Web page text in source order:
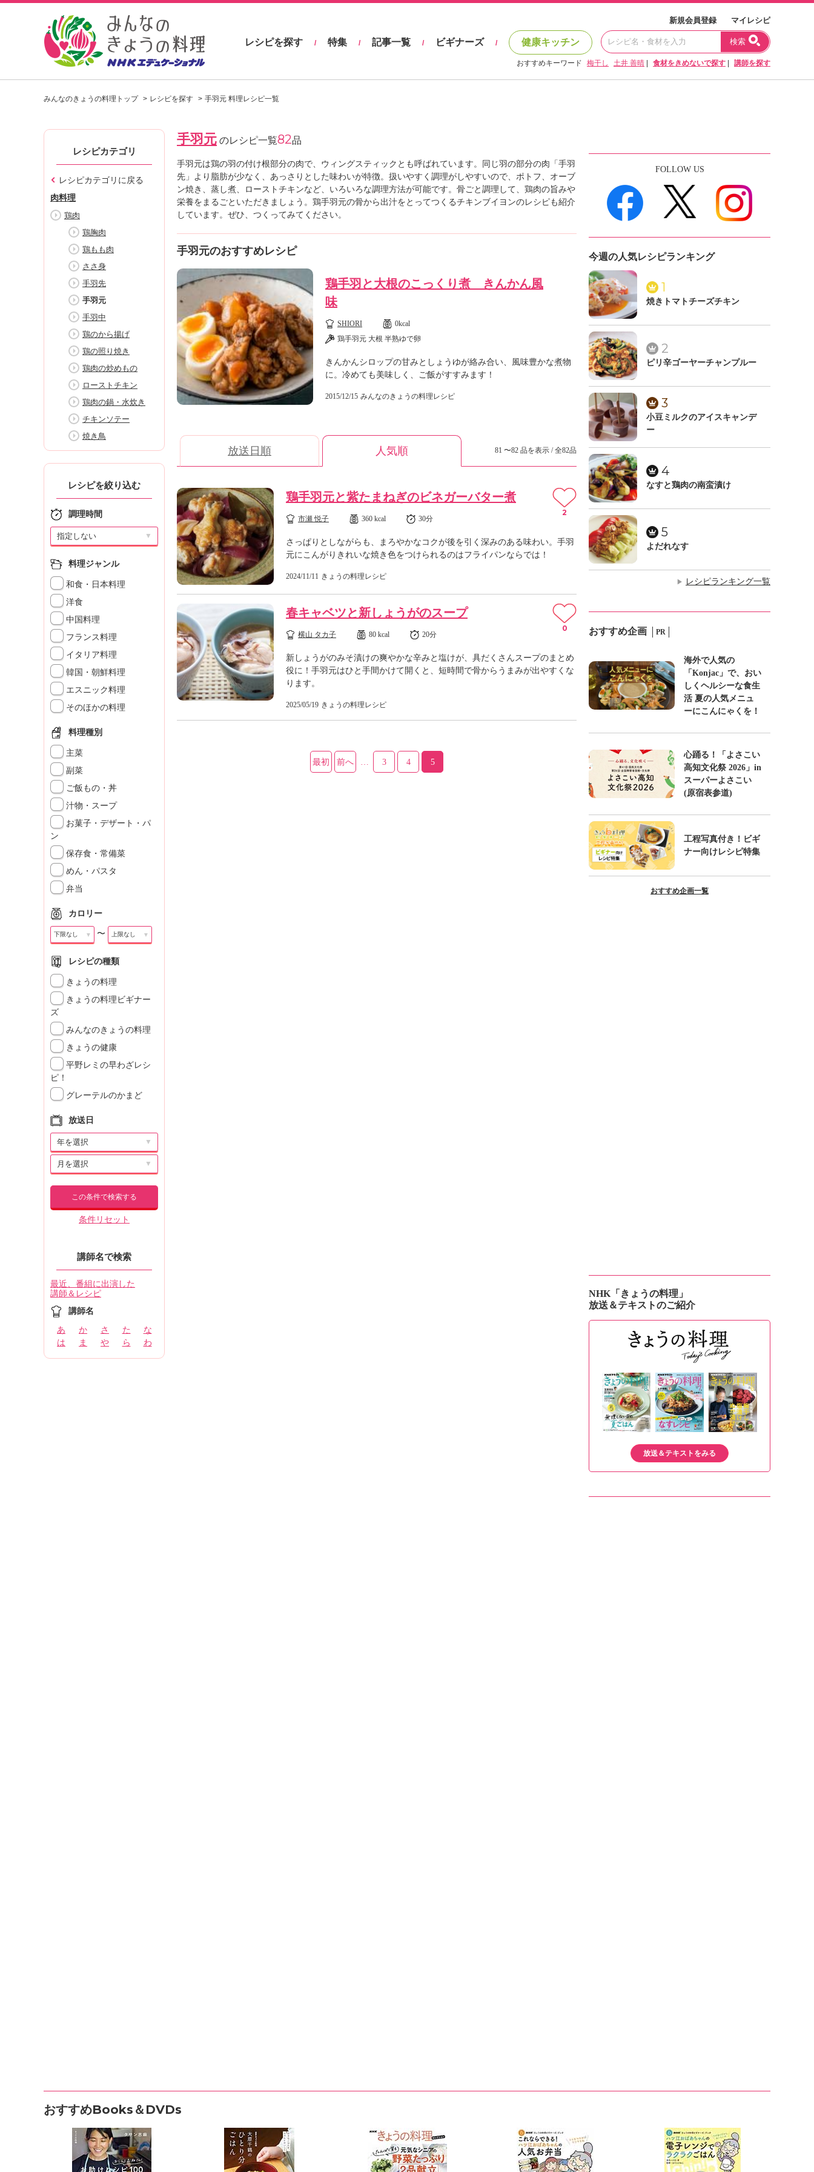
し
シ
を
見
つ
け
よ
N
K
デ
ュ
ケ
ー
シ
ョ
ナ
ル
「
き
う
の
料
理
」
新規会員登録 マイレシピ
レシピを探す / 特集 / 記事一覧 / ビギナーズ / 健康キッチン 検索
おすすめキーワード 梅干し 土井 善晴 食材をきめないで探す 講師を探す
みんなのきょうの料理トップ レシピを探す 手羽元 料理レシピ一覧
レシピカテゴリ
レシピカテゴリに戻る
肉料理
鶏肉
鶏胸肉
鶏もも肉
ささ身
手羽先
手羽元
手羽中
鶏のから揚げ
鶏の照り焼き
鶏肉の炒めもの
ローストチキン
鶏肉の鍋・水炊き
チキンソテー
焼き鳥
レシピを絞り込む
調理時間
▼
料理ジャンル
和食・日本料理
洋食
中国料理
フランス料理
イタリア料理
韓国・朝鮮料理
エスニック料理
そのほかの料理
料理種別
主菜
副菜
ご飯もの・丼
汁物・スープ
お菓子・デザート・パ
ン
保存食・常備菜
めん・パスタ
弁当
カロリー
▼ 〜 ▼
レシピの種類
きょうの料理
きょうの料理ビギナー
ズ
みんなのきょうの料理
きょうの健康
平野レミの早わざレシ
ピ！
グレーテルのかまど
放送日
▼
▼
この条件で検索する
条件リセット
講師名で検索
最近、番組に出演した
講師＆レシピ
講師名
あ か さ た
な
は
ま や ら わ
手羽元 のレシピ一覧82品
手羽元は鶏の羽の付け根部分の肉で、ウィングスティックとも呼ばれています。同じ羽の部分の肉「手羽
先」より脂肪が少なく、あっさりとした味わいが特徴。扱いやすく調理がしやすいので、ポトフ、オーブ
ン焼き、蒸し煮、ローストチキンなど、いろいろな調理方法が可能です。骨ごと調理して、鶏肉の旨みや
栄養をまるごといただきましょう。鶏手羽元の骨から出汁をとってつくるチキンブイヨンのレシピも紹介
しています。ぜひ、つくってみてください。
手羽元のおすすめレシピ
鶏手羽と大根のこっくり煮 きんかん風
味
SHIORI
0kcal
鶏手羽元 大根 半熟ゆで卵
きんかんシロップの甘みとしょうゆが絡み合い、風味豊かな煮物
に。冷めても美味しく、ご飯がすすみます！
2015/12/15 みんなのきょうの料理レシピ
放送日順 人気順 81 〜82 品を表示 / 全82品
鶏手羽元と紫たまねぎのビネガーバター煮
市瀬 悦子 360 kcal 30分
さっぱりとしながらも、まろやかなコクが後を引く深みのある味わい。手羽
元にこんがりきれいな焼き色をつけられるのはフライパンならでは！
2024/11/11 きょうの料理レシピ
2
春キャベツと新しょうがのスープ
横山 タカ子 80 kcal 20分
新しょうがのみそ漬けの爽やかな辛みと塩けが、具だくさんスープのまとめ
役に！手羽元はひと手間かけて開くと、短時間で骨からうまみが出やすくな
ります。
2025/05/19 きょうの料理レシピ
0
最初 前へ … 3 4 5
FOLLOW US
今週の人気レシピランキング
1
焼きトマトチーズチキン
2
ピリ辛ゴーヤーチャンプルー
3
小豆ミルクのアイスキャンデ
ー
4
なすと鶏肉の南蛮漬け
5
よだれなす
▶ レシピランキング一覧
おすすめ企画 PR
海外で人気の
「Konjac」で、おい
しくヘルシーな食生
活 夏の人気メニュ
ーにこんにゃくを！
心踊る！「よさこい
高知文化祭 2026」in
スーパーよさこい
(原宿表参道)
工程写真付き！ビギ
ナー向けレシピ特集
おすすめ企画一覧
NHK「きょうの料理」
放送＆テキストのご紹介
放送＆テキストをみる
おすすめBooks＆DVDs